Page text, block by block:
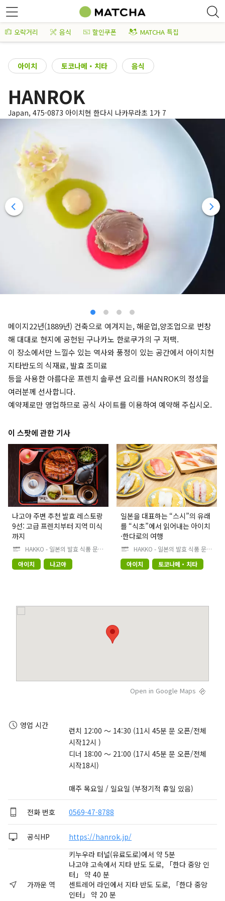
오락거리 음식 할인쿠폰 MATCHA 특집
아이치 토코나메・치타 음식
HANROK
Japan, 475-0873 아이치현 한다시 나카무라초 1가 7
메이지22년(1889년) 건축으로 여겨지는, 해운업,양조업으로 번창
해 대대로 현지에 공헌된 구나카노 한로쿠가의 구 저택.
이 장소에서만 느낄수 있는 역사와 풍정이 있는 공간에서 아이치현
지타반도의 식재료, 발효 조미료
등을 사용한 아름다운 프렌치 솔루션 요리를 HANROK의 정성을
여러분께 선사합니다.
예약제로만 영업하므로 공식 사이트를 이용하여 예약해 주십시오.
이 스팟에 관한 기사
나고야 주변 추천 발효 레스토랑
9선: 고급 프렌치부터 지역 미식
까지
HAKKO - 일본의 발효 식품 문화
를 발견하세요 -
아이치
나고야
일본을 대표하는 “스시”의 유래
를 “식초”에서 읽어내는 아이치
·한다로의 여행
HAKKO - 일본의 발효 식품 문화
를 발견하세요 -
아이치
토코나메・치타
Open in Google Maps
영업 시간
런치 12:00 ～ 14:30 (11시 45분 문 오픈/전체
시작12시 )
디너 18:00 ～ 21:00 (17시 45분 문 오픈/전체
시작18시)
매주 목요일 / 일요일 (부정기적 휴일 있음)
전화 번호 0569-47-8788
공식HP https://hanrok.jp/
가까운 역
키누우라 터널(유료도로)에서 약 5분
나고야 고속에서 지타 반도 도로, 「한다 중앙 인
터」 약 40 분
센트레어 라인에서 지타 반도 도로, 「한다 중앙
인터」 약 20 분